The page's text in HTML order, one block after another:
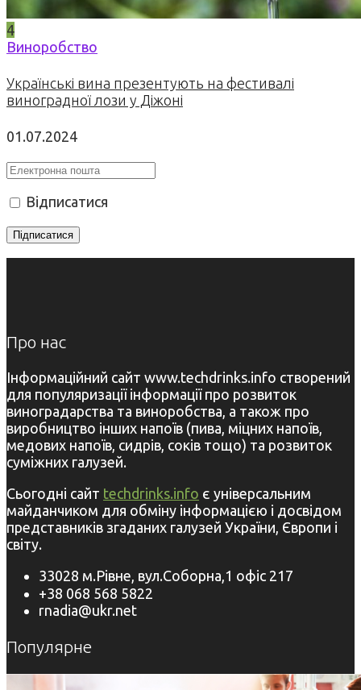
4
Виноробство
Українські вина презентують на фестивалі
виноградної лози у Діжоні
01.07.2024
Відписатися
Про нас
Інформаційний сайт www.techdrinks.info створений
для популяризації інформації про розвиток
виноградарства та виноробства, а також про
виробництво інших напоїв (пива, міцних напоїв,
медових напоїв, сидрів, соків тощо) та розвиток
суміжних галузей.
Сьогодні сайт techdrinks.info є універсальним
майданчиком для обміну інформацією і досвідом
представників згаданих галузей України, Європи і
світу.
33028 м.Рівне, вул.Соборна,1 офіс 217
+38 068 568 5822
rnadia@ukr.net
Популярне